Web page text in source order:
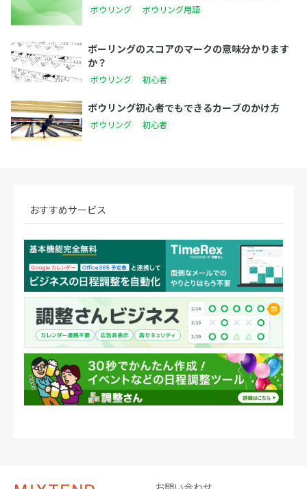
ボウリング ボウリング用語
ボーリングのスコアのマークの意味分かります
か？
ボウリング 初心者
ボウリング初心者でもできるカーブのかけ方
ボウリング 初心者
おすすめサービス